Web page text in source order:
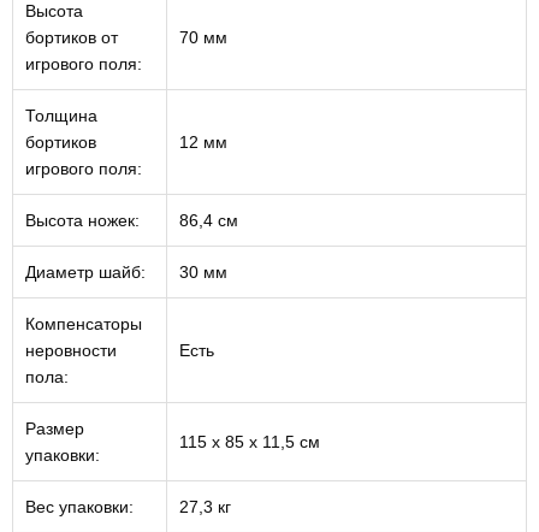
Высота
бортиков от
игрового поля:
70 мм
Толщина
бортиков
игрового поля:
12 мм
Высота ножек: 86,4 см
Диаметр шайб: 30 мм
Компенсаторы
неровности
пола:
Есть
Размер
упаковки:
115 х 85 х 11,5 см
Вес упаковки: 27,3 кг